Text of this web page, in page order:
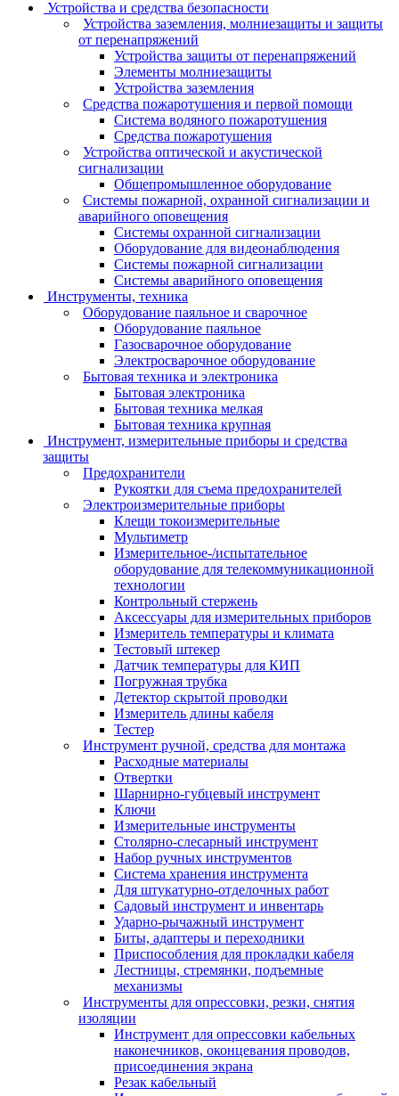
Устройства и средства безопасности
Устройства заземления, молниезащиты и защиты
от перенапряжений
Устройства защиты от перенапряжений
Элементы молниезащиты
Устройства заземления
Средства пожаротушения и первой помощи
Система водяного пожаротушения
Средства пожаротушения
Устройства оптической и акустической
сигнализации
Общепромышленное оборудование
Системы пожарной, охранной сигнализации и
аварийного оповещения
Системы охранной сигнализации
Оборудование для видеонаблюдения
Системы пожарной сигнализации
Системы аварийного оповещения
Инструменты, техника
Оборудование паяльное и сварочное
Оборудование паяльное
Газосварочное оборудование
Электросварочное оборудование
Бытовая техника и электроника
Бытовая электроника
Бытовая техника мелкая
Бытовая техника крупная
Инструмент, измерительные приборы и средства
защиты
Предохранители
Рукоятки для съема предохранителей
Электроизмерительные приборы
Клещи токоизмерительные
Мультиметр
Измерительное-/испытательное
оборудование для телекоммуникационной
технологии
Контрольный стержень
Аксессуары для измерительных приборов
Измеритель температуры и климата
Тестовый штекер
Датчик температуры для КИП
Погружная трубка
Детектор скрытой проводки
Измеритель длины кабеля
Тестер
Инструмент ручной, средства для монтажа
Расходные материалы
Отвертки
Шарнирно-губцевый инструмент
Ключи
Измерительные инструменты
Столярно-слесарный инструмент
Набор ручных инструментов
Система хранения инструмента
Для штукатурно-отделочных работ
Садовый инструмент и инвентарь
Ударно-рычажный инструмент
Биты, адаптеры и переходники
Приспособления для прокладки кабеля
Лестницы, стремянки, подъемные
механизмы
Инструменты для опрессовки, резки, снятия
изоляции
Инструмент для опрессовки кабельных
наконечников, оконцевания проводов,
присоединения экрана
Резак кабельный